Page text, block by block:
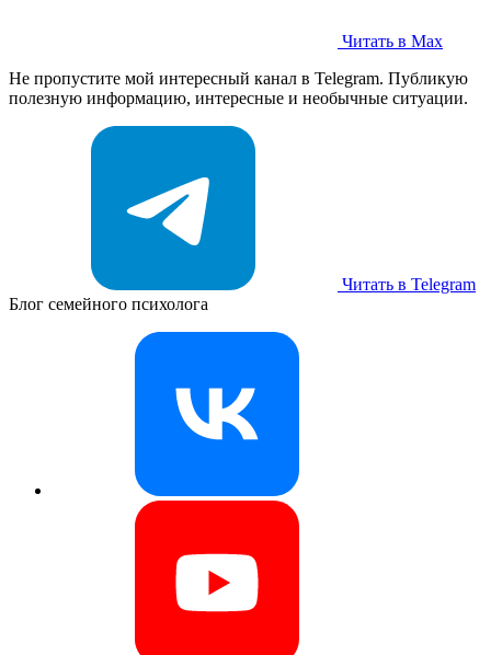
Читать в Max
Не пропустите мой интересный канал в Telegram. Публикую
полезную информацию, интересные и необычные ситуации.
Читать в Telegram
Блог семейного психолога